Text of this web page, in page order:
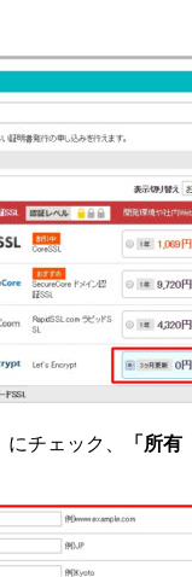
にチェック、
「所有